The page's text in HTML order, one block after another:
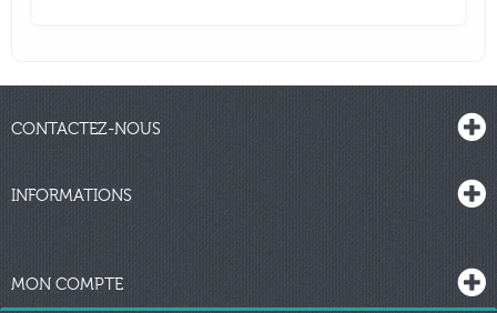
CONTACTEZ-NOUS
INFORMATIONS
MON COMPTE